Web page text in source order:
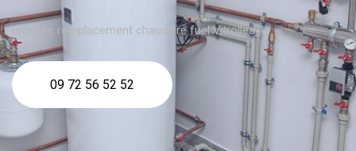
urgence remplacement chaudière fuel Vitrolles
09 72 56 52 52